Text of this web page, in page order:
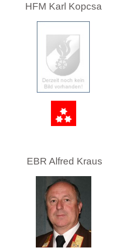
HFM Karl Kopcsa
EBR Alfred Kraus